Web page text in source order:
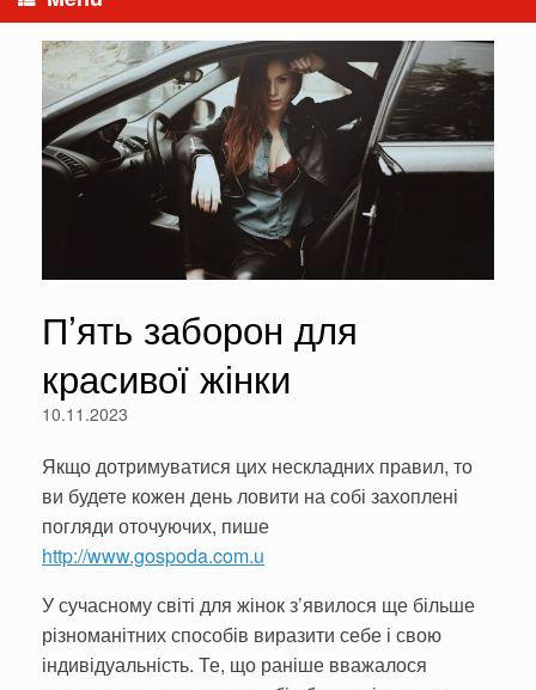
П’ять заборон для
красивої жінки
10.11.2023
Якщо дотримуватися цих нескладних правил, то
ви будете кожен день ловити на собі захоплені
погляди оточуючих, пише
http://www.gospoda.com.u
У сучасному світі для жінок з’явилося ще більше
різноманітних способів виразити себе і свою
індивідуальність. Те, що раніше вважалося